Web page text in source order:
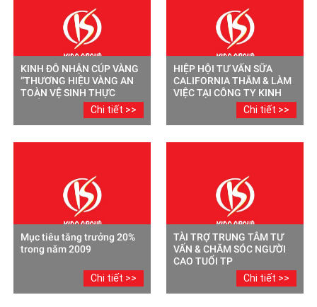
KINH ĐÔ NHẬN CÚP VÀNG
“THƯƠNG HIỆU VÀNG AN
TOÀN VỆ SINH THỰC
Chi tiết >>
HIỆP HỘI TƯ VẤN SỮA
CALIFORNIA THĂM & LÀM
VIỆC TẠI CÔNG TY KINH
Chi tiết >>
Mục tiêu tăng trưởng 20%
trong năm 2009
Chi tiết >>
TÀI TRỢ TRUNG TÂM TƯ
VẤN & CHĂM SÓC NGƯỜI
CAO TUỔI TP
Chi tiết >>